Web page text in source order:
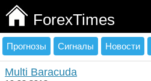
ForexTimes
Прогнозы Сигналы Новости
Multi Baracuda